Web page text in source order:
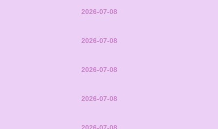
2026-07-08
2026-07-08
2026-07-08
2026-07-08